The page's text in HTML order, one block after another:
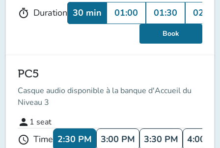
timer Duration 30 min 01:00 01:30 02:00
Book
PC5
Casque audio disponible à la banque d'Accueil du
Niveau 3
person 1 seat
schedule Time 2:30 PM 3:00 PM 3:30 PM 4:00